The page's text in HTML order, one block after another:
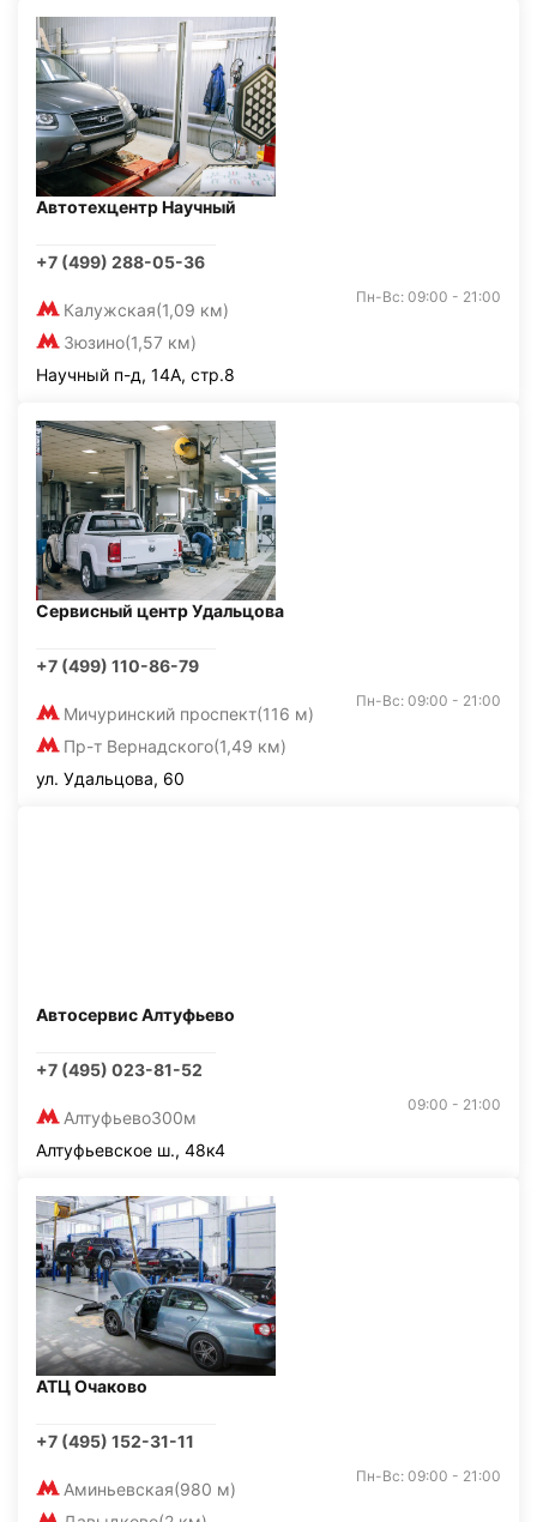
Автотехцентр Научный
+7 (499) 288-05-36
Калужская(1,09 км)
Зюзино(1,57 км)
Пн-Вс: 09:00 - 21:00
Научный п-д, 14А, стр.8
Сервисный центр Удальцова
+7 (499) 110-86-79
Мичуринский проспект(116 м)
Пр-т Вернадского(1,49 км)
Пн-Вс: 09:00 - 21:00
ул. Удальцова, 60
Автосервис Алтуфьево
+7 (495) 023-81-52
Алтуфьево300м
09:00 - 21:00
Алтуфьевское ш., 48к4
АТЦ Очаково
+7 (495) 152-31-11
Аминьевская(980 м)
Пн-Вс: 09:00 - 21:00